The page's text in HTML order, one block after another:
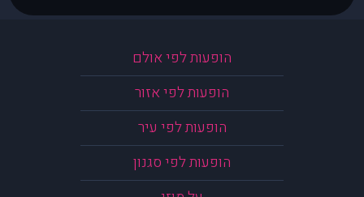
הופעות לפי אולם
הופעות לפי אזור
הופעות לפי עיר
הופעות לפי סגנון